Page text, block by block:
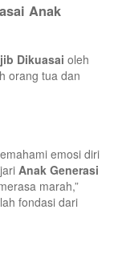
Anak
Dikuasai oleh
orang tua dan
emosi diri
Anak Generasi
marah,”
fondasi dari